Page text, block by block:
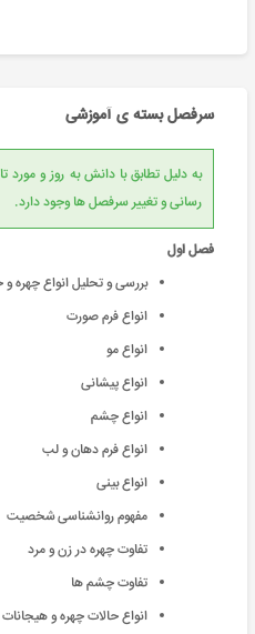
سرفصل بسته ی آموزشی
رسانی و تغییر سرفصل ها وجود دارد.
فصل اول
بررسی و تحلیل انواع چهره و
انواع فرم صورت
انواع مو
انواع پیشانی
انواع چشم
انواع فرم دهان و لب
انواع بینی
مفهوم روانشناسی شخصیت
تفاوت چهره در زن و مرد
تفاوت چشم ها
انواع حالات چهره و هیجانات